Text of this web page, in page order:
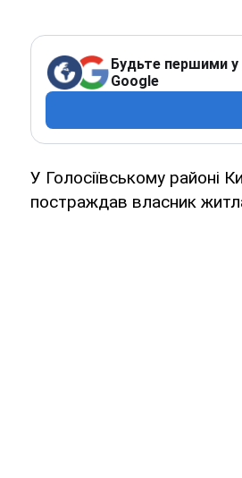
Будьте першими у
Google
У Голосіївському районі
постраждав власник